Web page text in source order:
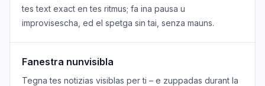
tes text exact en tes ritmus; fa ina pausa u
improvisescha, ed el spetga sin tai, senza mauns.
Fanestra nunvisibla
Tegna tes notizias visiblas per ti – e zuppadas durant la